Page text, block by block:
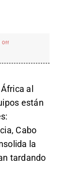
Off
al
están
Cabo
la
tardando